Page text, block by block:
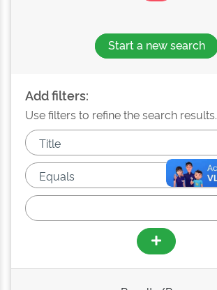
Start a new search
Add filters:
Use filters to refine the search results.